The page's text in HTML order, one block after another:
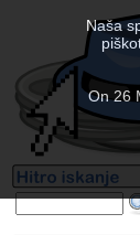
Naša
On 26